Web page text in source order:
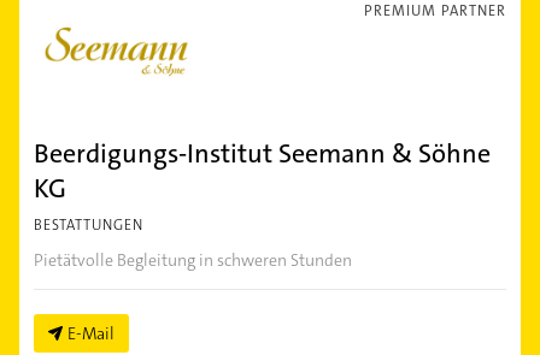
PREMIUM PARTNER
Beerdigungs-Institut Seemann & Söhne
KG
BESTATTUNGEN
Pietätvolle Begleitung in schweren Stunden
E-Mail